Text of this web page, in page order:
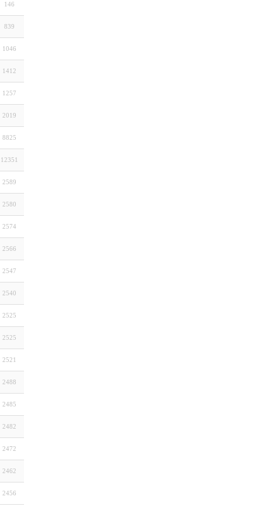
146
839
1046
1412
1257
2019
8825
12351
2589
2580
2574
2566
2547
2540
2525
2525
2521
2488
2485
2482
2472
2462
2456